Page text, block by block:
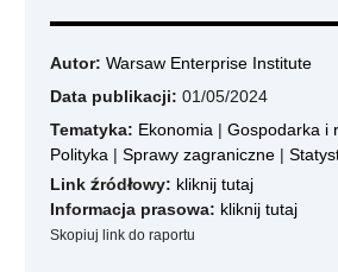
Autor: Warsaw Enterprise Institute
Data publikacji: 01/05/2024
Tematyka: Ekonomia | Gospodarka i
Polityka | Sprawy zagraniczne |
Link źródłowy: kliknij tutaj
Informacja prasowa: kliknij tutaj
Skopiuj link do raportu